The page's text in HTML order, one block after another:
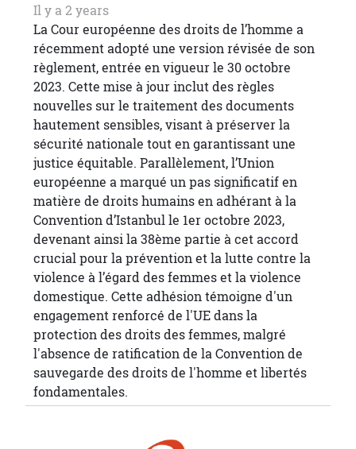
Il y a 2 years
La Cour européenne des droits de l’homme a
récemment adopté une version révisée de son
règlement, entrée en vigueur le 30 octobre
2023. Cette mise à jour inclut des règles
nouvelles sur le traitement des documents
hautement sensibles, visant à préserver la
sécurité nationale tout en garantissant une
justice équitable. Parallèlement, l’Union
européenne a marqué un pas significatif en
matière de droits humains en adhérant à la
Convention d’Istanbul le 1er octobre 2023,
devenant ainsi la 38ème partie à cet accord
crucial pour la prévention et la lutte contre la
violence à l’égard des femmes et la violence
domestique. Cette adhésion témoigne d'un
engagement renforcé de l'UE dans la
protection des droits des femmes, malgré
l'absence de ratification de la Convention de
sauvegarde des droits de l'homme et libertés
fondamentales.